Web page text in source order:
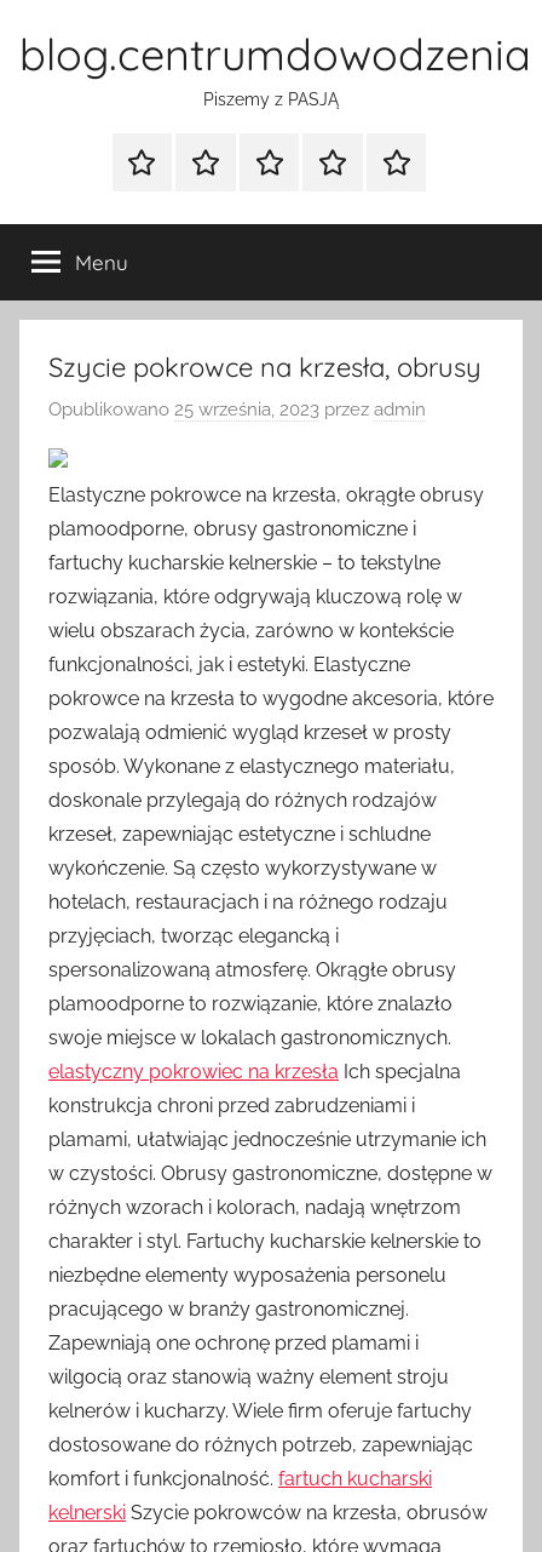
blog.centrumdowodzenia
Piszemy z PASJĄ
Strona
PolitykaWpisy
SEO
Instagram
Menu
Szycie pokrowce na krzesła, obrusy
Opublikowano 25 września, 2023 przez admin
Elastyczne pokrowce na krzesła, okrągłe obrusy
plamoodporne, obrusy gastronomiczne i
fartuchy kucharskie kelnerskie – to tekstylne
rozwiązania, które odgrywają kluczową rolę w
wielu obszarach życia, zarówno w kontekście
funkcjonalności, jak i estetyki. Elastyczne
pokrowce na krzesła to wygodne akcesoria, które
pozwalają odmienić wygląd krzeseł w prosty
sposób. Wykonane z elastycznego materiału,
doskonale przylegają do różnych rodzajów
krzeseł, zapewniając estetyczne i schludne
wykończenie. Są często wykorzystywane w
hotelach, restauracjach i na różnego rodzaju
przyjęciach, tworząc elegancką i
spersonalizowaną atmosferę. Okrągłe obrusy
plamoodporne to rozwiązanie, które znalazło
swoje miejsce w lokalach gastronomicznych.
elastyczny pokrowiec na krzesła Ich specjalna
konstrukcja chroni przed zabrudzeniami i
plamami, ułatwiając jednocześnie utrzymanie ich
w czystości. Obrusy gastronomiczne, dostępne w
różnych wzorach i kolorach, nadają wnętrzom
charakter i styl. Fartuchy kucharskie kelnerskie to
niezbędne elementy wyposażenia personelu
pracującego w branży gastronomicznej.
Zapewniają one ochronę przed plamami i
wilgocią oraz stanowią ważny element stroju
kelnerów i kucharzy. Wiele firm oferuje fartuchy
dostosowane do różnych potrzeb, zapewniając
komfort i funkcjonalność. fartuch kucharski
kelnerski Szycie pokrowców na krzesła, obrusów
oraz fartuchów to rzemiosło, które wymaga